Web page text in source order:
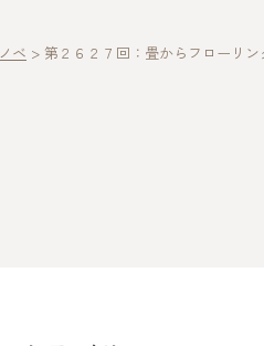
ベ > 第２６２７回：畳からフローリ